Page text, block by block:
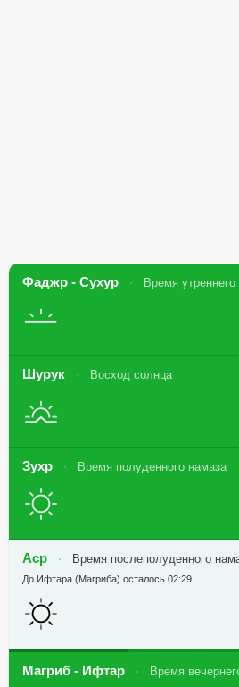
Фаджр - Сухур Время
Шурук Восход солнца
Зухр Время полуденного намаза
Аср Время послеполуденного
До Ифтара (Магриба) осталось 02:29
Магриб - Ифтар Время